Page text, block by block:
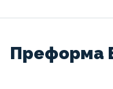
Преформа